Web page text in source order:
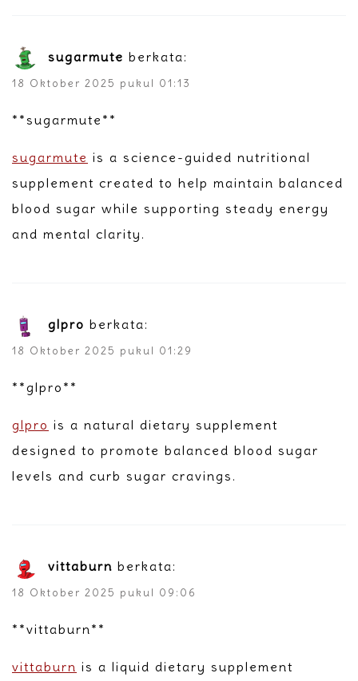
sugarmute berkata:
18 Oktober 2025 pukul 01:13
**sugarmute**
sugarmute is a science-guided nutritional
supplement created to help maintain balanced
blood sugar while supporting steady energy
and mental clarity.
glpro berkata:
18 Oktober 2025 pukul 01:29
** glpro**
glpro is a natural dietary supplement
designed to promote balanced blood sugar
levels and curb sugar cravings.
vittaburn berkata:
18 Oktober 2025 pukul 09:06
** vittaburn**
vittaburn is a liquid dietary supplement